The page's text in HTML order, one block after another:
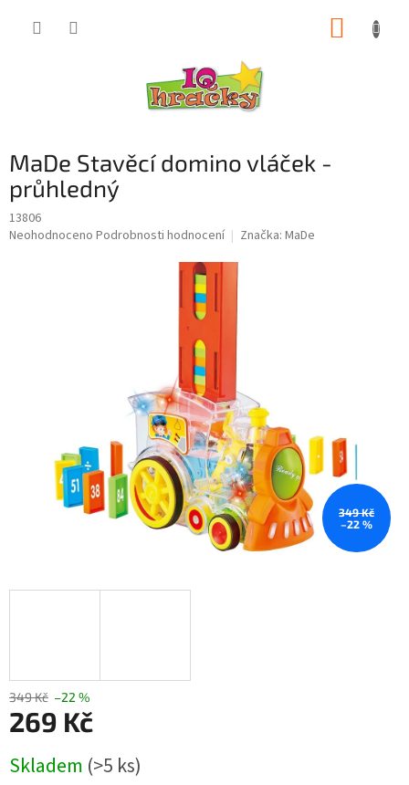
MaDe Stavěcí domino vláček -
průhledný
13806
Průměrné
Neohodnoceno Podrobnosti hodnocení Značka: MaDe
349 Kč
–22 %
349 Kč –22 %
269 Kč
cena:
Skladem (>5 ks)